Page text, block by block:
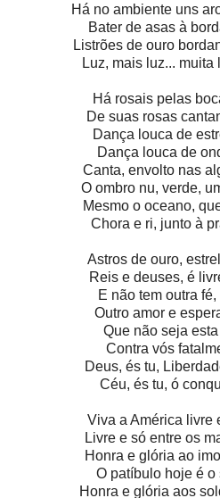
Há no ambiente uns
Bater de asas à
Listrões de ouro
Luz, mais luz... muita
Há rosais pelas
De suas rosas
Dança louca de
Dança louca de
Canta, envolto nas
O ombro nu, verde,
Mesmo o oceano,
Chora e ri, junto à
Astros de ouro,
Reis e deuses, é
E não tem outra
Outro amor e
Que não seja
Contra vós
Deus, és tu,
Céu, és tu, ó
Viva a América livre
Livre e só entre os
Honra e glória ao
O patíbulo hoje é o
Honra e glória aos